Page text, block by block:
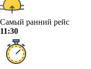
Самый ранний рейс
11:30